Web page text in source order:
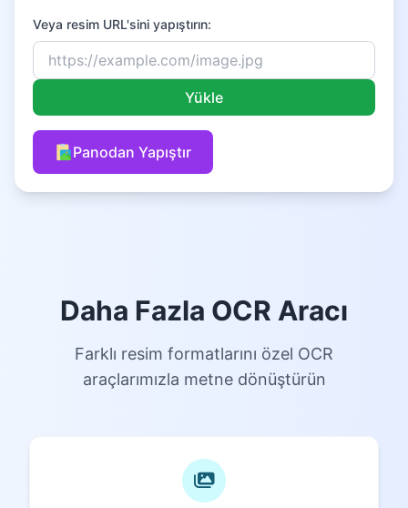
Veya resim URL'sini yapıştırın:
Yükle
Panodan Yapıştır
Daha Fazla OCR Aracı
Farklı resim formatlarını özel OCR
araçlarımızla metne dönüştürün